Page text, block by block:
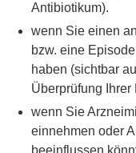
Antibiotikum).
wenn Sie einen
bzw. eine
haben (sichtbar
Überprüfung Ihrer
wenn Sie
einnehmen oder
beeinflussen